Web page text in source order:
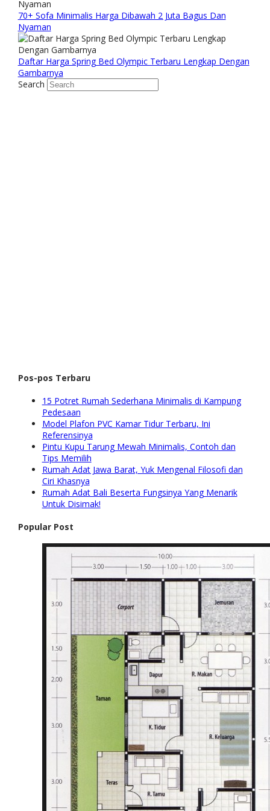
70+ Sofa Minimalis Harga Dibawah 2 Juta Bagus Dan
Nyaman
Daftar Harga Spring Bed Olympic Terbaru Lengkap Dengan
Gambarnya
Search
Pos-pos Terbaru
15 Potret Rumah Sederhana Minimalis di Kampung
Pedesaan
Model Plafon PVC Kamar Tidur Terbaru, Ini
Referensinya
Pintu Kupu Tarung Mewah Minimalis, Contoh dan
Tips Memilih
Rumah Adat Jawa Barat, Yuk Mengenal Filosofi dan
Ciri Khasnya
Rumah Adat Bali Beserta Fungsinya Yang Menarik
Untuk Disimak!
Popular Post